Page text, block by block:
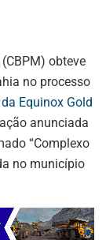
obteve
no processo
Equinox Gold
anunciada
“Complexo
no município